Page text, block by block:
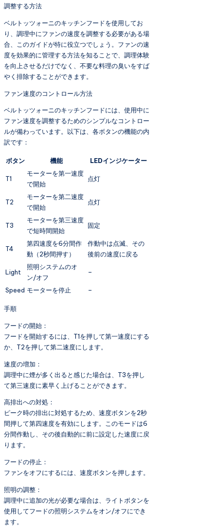
調整する方法
ベルトッツォーニのキッチンフードを使用してお
り、調理中にファンの速度を調整する必要がある場
合、このガイドが特に役立つでしょう。ファンの速
度を効果的に管理する方法を知ることで、調理体験
を向上させるだけでなく、不要な料理の臭いをすば
やく排除することができます。
ファン速度のコントロール方法
ベルトッツォーニのキッチンフードには、使用中に
ファン速度を調整するためのシンプルなコントロー
ルが備わっています。以下は、各ボタンの機能の内
訳です：
ボタン 機能 LEDインジケーター
T1
モーターを第一速度
で開始
点灯
T2
モーターを第二速度
で開始
点灯
T3
モーターを第三速度
で短時間開始
固定
T4
第四速度を6分間作
動（2秒間押す）
作動中は点滅、その
後前の速度に戻る
Light
照明システムのオ
ン/オフ
–
Speed モーターを停止 –
手順
フードの開始：
フードを開始するには、T1を押して第一速度にする
か、T2を押して第二速度にします。
速度の増加：
調理中に煙が多く出ると感じた場合は、T3を押し
て第三速度に素早く上げることができます。
高排出への対処：
ピーク時の排出に対処するため、速度ボタンを2秒
間押して第四速度を有効にします。このモードは6
分間作動し、その後自動的に前に設定した速度に戻
ります。
フードの停止：
ファンをオフにするには、速度ボタンを押します。
照明の調整：
調理中に追加の光が必要な場合は、ライトボタンを
使用してフードの照明システムをオン/オフにでき
ます。